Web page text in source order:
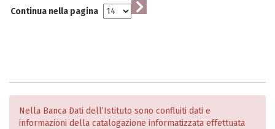
Continua nella pagina
Nella Banca Dati dell’Istituto sono confluiti dati e
informazioni della catalogazione informatizzata effettuata